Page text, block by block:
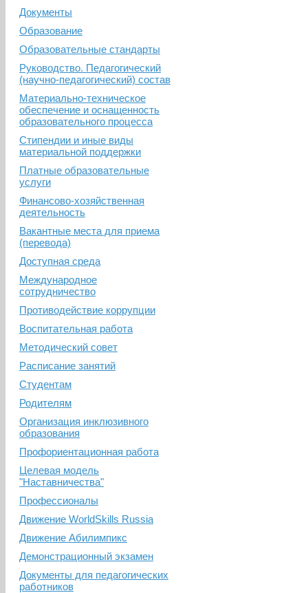
Документы
Образование
Образовательные стандарты
Руководство. Педагогический
(научно-педагогический) состав
Материально-техническое
обеспечение и оснащенность
образовательного процесса
Стипендии и иные виды
материальной поддержки
Платные образовательные
услуги
Финансово-хозяйственная
деятельность
Вакантные места для приема
(перевода)
Доступная среда
Международное
сотрудничество
Противодействие коррупции
Воспитательная работа
Методический совет
Расписание занятий
Студентам
Родителям
Организация инклюзивного
образования
Профориентационная работа
Целевая модель
"Наставничества"
Профессионалы
Движение WorldSkills Russia
Движение Абилимпикс
Демонстрационный экзамен
Документы для педагогических
работников